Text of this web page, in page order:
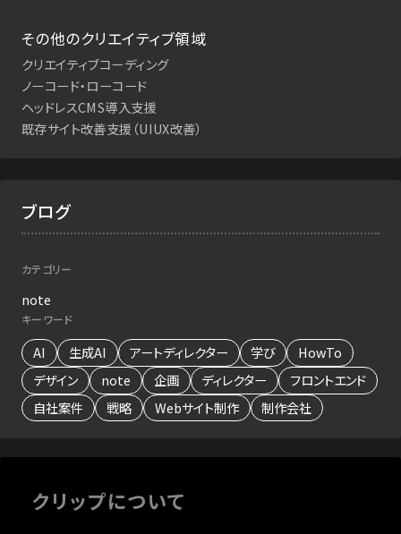
その他のクリエイティブ領域
クリエイティブコーディング
ノーコード・ローコード
ヘッドレスCMS導入支援
既存サイト改善支援（UIUX改善）
ブログ
カテゴリー
note
キーワード
AI 生成AI アートディレクター 学び
HowTo
デザイン
note 企画 ディレクター
フロントエンド
自社案件
戦略 Webサイト制作 制作会社
クリップについて